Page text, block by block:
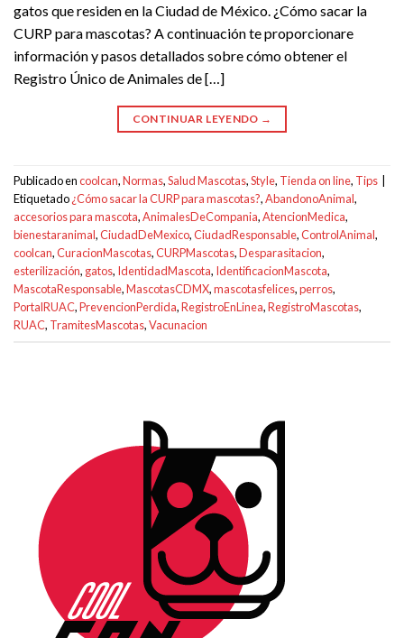
gatos que residen en la Ciudad de México. ¿Cómo sacar la
CURP para mascotas? A continuación te proporcionare
información y pasos detallados sobre cómo obtener el
Registro Único de Animales de […]
CONTINUAR LEYENDO →
Publicado encoolcan,Normas,Salud Mascotas,Style, Tienda on line, Tips
Etiquetado¿Cómo sacar la CURP para mascotas?,AbandonoAnimal,
accesorios para mascota,AnimalesDeCompania,AtencionMedica,
bienestaranimal,CiudadDeMexico,CiudadResponsable,ControlAnimal,
coolcan,CuracionMascotas,CURPMascotas,Desparasitacion,
esterilización, gatos, IdentidadMascota, IdentificacionMascota,
MascotaResponsable,MascotasCDMX,mascotasfelices,perros,
PortalRUAC,PrevencionPerdida,RegistroEnLinea,RegistroMascotas,
RUAC, TramitesMascotas,Vacunacion